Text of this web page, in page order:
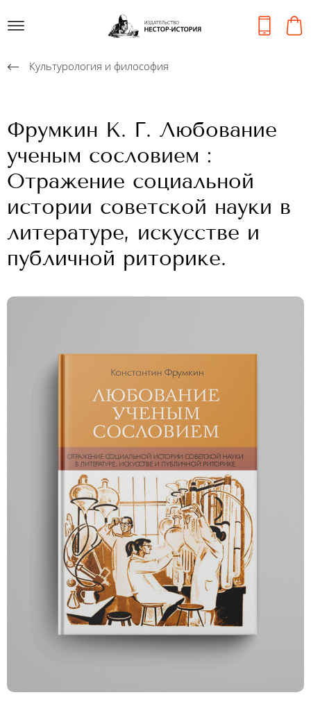
Культурология и философия
Фрумкин К. Г. Любование
ученым сословием :
Отражение социальной
истории советской науки в
литературе, искусстве и
публичной риторике.